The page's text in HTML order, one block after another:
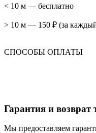
< 10 м — бесплатно
> 10 м — 150 ₽ (за
СПОСОБЫ ОПЛАТЫ
Гарантия и возврат
Мы предоставляем